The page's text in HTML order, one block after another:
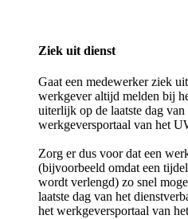
Ziek uit dienst
Gaat een medewerker ziek
werkgever altijd melden bij
uiterlijk op de laatste dag
werkgeversportaal van het
Zorg er dus voor dat een
(bijvoorbeeld omdat een
wordt verlengd) zo snel
laatste dag van het
het werkgeversportaal van